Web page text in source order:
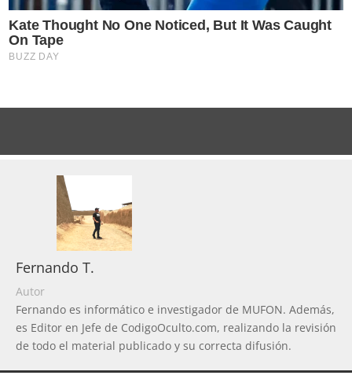
Fernando T.
Autor
Fernando es informático e investigador de MUFON. Además,
es Editor en Jefe de CodigoOculto.com, realizando la revisión
de todo el material publicado y su correcta difusión.